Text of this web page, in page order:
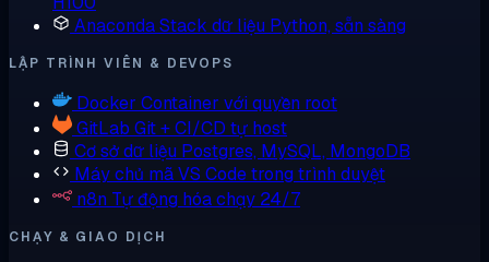
AnacondaStack dữ liệu Python, sẵn sàng
LẬP TRÌNH VIÊN & DEVOPS
Docker Container với quyền root
GitLab Git + CI/CD tự host
Cơ sở dữ liệu Postgres, MySQL, MongoDB
Máy chủ mãVS Code trong trình duyệt
n8n Tự động hóa chạy 24/7
CHẠY & GIAO DỊCH